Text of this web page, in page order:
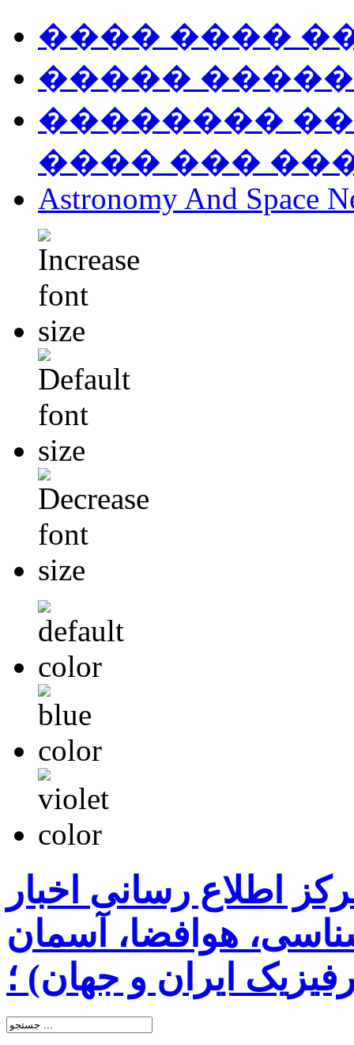
���� ����
�����
��������
���� ���
Astronomy And Space
اطلاع رسانی اخبار
هوافضا، آسمان
ایران و جهان) ؛